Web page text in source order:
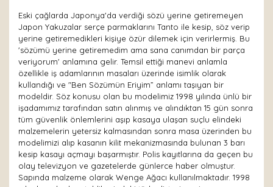
Eski çağlarda Japonya'da verdiği sözü yerine getiremeyen
Japon Yakuzalar serçe parmaklarını Tanto ile kesip, söz verip
yerine getiremedikleri kişiye özür dilemek için verirlermiş. Bu
'sözümü yerine getiremedim ama sana canımdan bir parça
veriyorum' anlamına gelir. Temsil ettiği manevi anlamla
özellikle iş adamlarının masaları üzerinde isimlik olarak
kullandığı ve "Ben Sözümün Eriyim” anlamı taşıyan bir
modeldir. Söz konusu olan bu modelimiz 1998 yılında ünlü bir
işadamımız tarafından satın alınmış ve alındıktan 15 gün sonra
tüm güvenlik önlemlerini aşıp kasaya ulaşan suçlu elindeki
malzemelerin yetersiz kalmasından sonra masa üzerinden bu
modelimizi alıp kasanın kilit mekanizmasında bulunan 3 barı
kesip kasayı açmayı başarmıştır. Polis kayıtlarına da geçen bu
olay televizyon ve gazetelerde günlerce haber olmuştur.
Sapında malzeme olarak Wenge Ağacı kullanılmaktadır. 1998